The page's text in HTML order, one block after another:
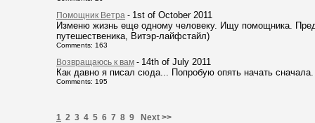
Помощник Ветра - 1st of October 2011
Изменю жизнь еще одному человеку. Ищу помощника.
путешественика, Витэр-лайфстайл)
Comments: 163
Возвращаюсь к вам - 14th of July 2011
Как давно я писал сюда... Попробую опять начать сначала.
Comments: 195
1 2 3 4 5 6 7 8 9 Next >>